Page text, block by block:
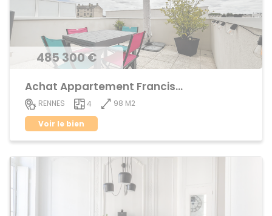
485 300 €
Achat Appartement Francisco ferrer
RENNES 4
98 M2
Voir le bien